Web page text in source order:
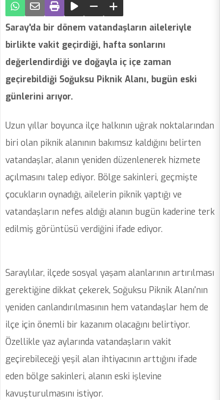
Saray'da bir dönem vatandaşların aileleriyle
birlikte vakit geçirdiği, hafta sonlarını
değerlendirdiği ve doğayla iç içe zaman
geçirebildiği Soğuksu Piknik Alanı, bugün eski
günlerini arıyor.
Uzun yıllar boyunca ilçe halkının uğrak noktalarından
biri olan piknik alanının bakımsız kaldığını belirten
vatandaşlar, alanın yeniden düzenlenerek hizmete
açılmasını talep ediyor. Bölge sakinleri, geçmişte
çocukların oynadığı, ailelerin piknik yaptığı ve
vatandaşların nefes aldığı alanın bugün kaderine terk
edilmiş görüntüsü verdiğini ifade ediyor.
Saraylılar, ilçede sosyal yaşam alanlarının artırılması
gerektiğine dikkat çekerek, Soğuksu Piknik Alanı'nın
yeniden canlandırılmasının hem vatandaşlar hem de
ilçe için önemli bir kazanım olacağını belirtiyor.
Özellikle yaz aylarında vatandaşların vakit
geçirebileceği yeşil alan ihtiyacının arttığını ifade
eden bölge sakinleri, alanın eski işlevine
kavuşturulmasını istiyor.